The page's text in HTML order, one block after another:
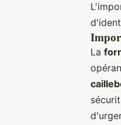
La